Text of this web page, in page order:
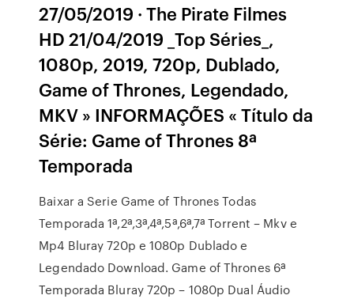
27/05/2019 · The Pirate Filmes
HD 21/04/2019 _Top Séries_,
1080p, 2019, 720p, Dublado,
Game of Thrones, Legendado,
MKV » INFORMAÇÕES « Título da
Série: Game of Thrones 8ª
Temporada
Baixar a Serie Game of Thrones Todas
Temporada 1ª,2ª,3ª,4ª,5ª,6ª,7ª Torrent – Mkv e
Mp4 Bluray 720p e 1080p Dublado e
Legendado Download. Game of Thrones 6ª
Temporada Bluray 720p – 1080p Dual Áudio